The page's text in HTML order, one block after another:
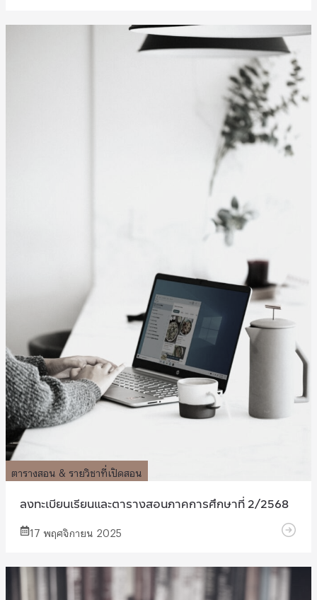
ตารางสอน & รายวิชาที่เปิดสอน
ลงทะเบียนเรียนและตารางสอนภาคการศึกษาที่ 2/2568
17 พฤศจิกายน 2025